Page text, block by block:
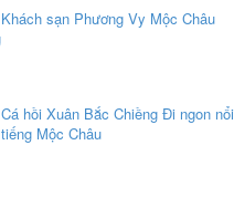
Khách sạn Phương Vy Mộc Châu
Cá hồi Xuân Bắc Chiềng Đi ngon nổi
tiếng Mộc Châu